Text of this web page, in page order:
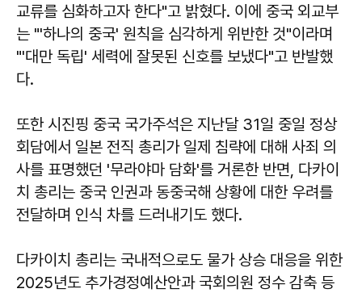
교류를 심화하고자 한다"고 밝혔다. 이에 중국 외교부
는 "'하나의 중국' 원칙을 심각하게 위반한 것"이라며
"'대만 독립' 세력에 잘못된 신호를 보냈다"고 반발했
다.
또한 시진핑 중국 국가주석은 지난달 31일 중일 정상
회담에서 일본 전직 총리가 일제 침략에 대해 사죄 의
사를 표명했던 '무라야마 담화'를 거론한 반면, 다카이
치 총리는 중국 인권과 동중국해 상황에 대한 우려를
전달하며 인식 차를 드러내기도 했다.
다카이치 총리는 국내적으로도 물가 상승 대응을 위한
2025년도 추가경정예산안과 국회의원 정수 감축 등